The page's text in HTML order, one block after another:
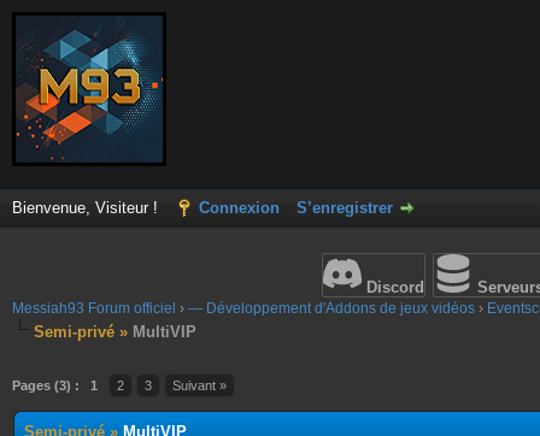
Bienvenue, Visiteur ! Connexion S’enregistrer
Discord
Messiah93 Forum officiel › — Développement d'Addons de jeux vidéos ›
Semi-privé » MultiVIP
Pages (3) : 1 2 3 Suivant »
Semi-privé » MultiVIP